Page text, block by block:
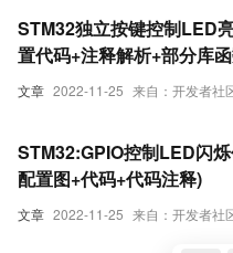
文章 2022-11-25 来自：开发者社
STM32独立按键控制LED
置代码+注释解析+部分库
文章 2022-11-25 来自：开发者社
STM32:GPIO控制LED闪
配置图+代码+代码注释)